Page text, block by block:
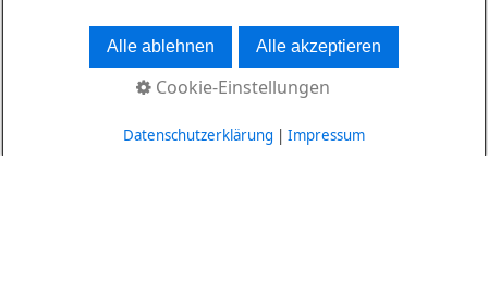
Alle ablehnen Alle akzeptieren
Cookie-Einstellungen
Datenschutzerklärung | Impressum